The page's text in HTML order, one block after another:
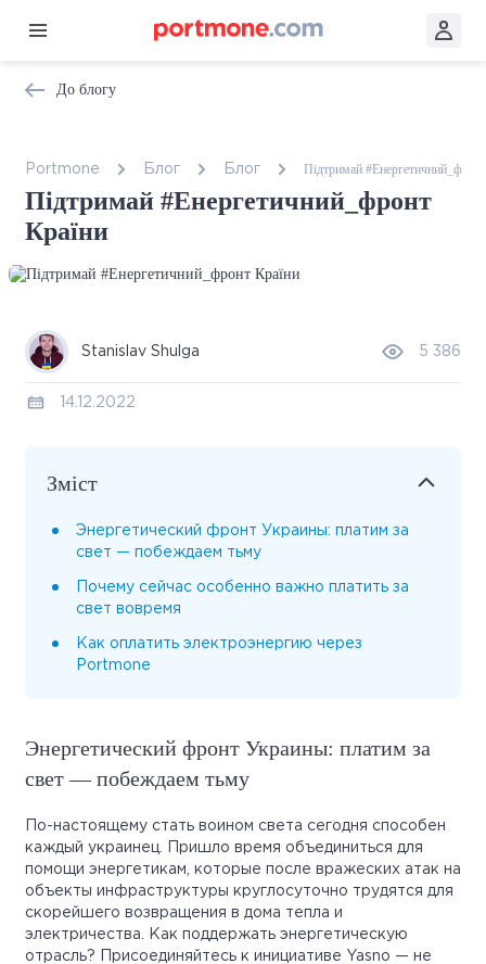
До блогу
Portmone Блог Блог Підтримай
Підтримай #Енергетичний_фронт
Країни
Stanislav Shulga 5 386
14.12.2022
Зміст
Энергетический фронт Украины: платим за
свет — побеждаем тьму
Почему сейчас особенно важно платить за
свет вовремя
Как оплатить электроэнергию через
Portmone
Энергетический фронт Украины: платим за
свет — побеждаем тьму
По-настоящему стать воином света сегодня способен
каждый украинец. Пришло время объединиться для
помощи энергетикам, которые после вражеских атак на
объекты инфраструктуры круглосуточно трудятся для
скорейшего возвращения в дома тепла и
электричества. Как поддержать энергетическую
отрасль? Присоединяйтесь к инициативе Yasno — не